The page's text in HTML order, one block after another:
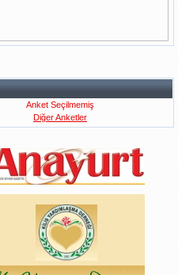
Anket Seçilmemiş
Diğer Anketler